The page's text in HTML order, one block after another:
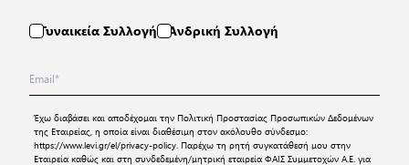
Γυναικεία Συλλογή Ανδρική Συλλογή
Έχω διαβάσει και αποδέχομαι την Πολιτική Προστασίας Προσωπικών Δεδομένων
της Εταιρείας, η οποία είναι διαθέσιμη στον ακόλουθο σύνδεσμο:
https://www.levi.gr/el/privacy-policy. Παρέχω τη ρητή συγκατάθεσή μου στην
Εταιρεία καθώς και στη συνδεδεμένη/μητρική εταιρεία ΦΑΙΣ Συμμετοχών Α.Ε. για